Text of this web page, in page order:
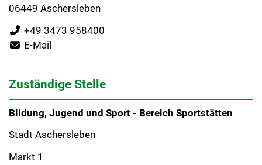
06449 Aschersleben
+49 3473 958400
E-Mail
Zuständige Stelle
Bildung, Jugend und Sport - Bereich Sportstätten
Stadt Aschersleben
Markt 1